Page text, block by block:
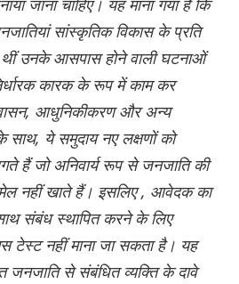
जाना चाहिए। यह माना गया है कि
सांस्कृतिक विकास के प्रति
थीं उनके आसपास होने वाली घटनाओं
कारक के रूप में काम कर
आधुनिकीकरण और अन्य
साथ, ये समुदाय नए लक्षणों को
हैं जो अनिवार्य रूप से जनजाति की
नहीं खाते हैं। इसलिए , आवेदक का
संबंध स्थापित करने के लिए
टेस्ट नहीं माना जा सकता है। यह
जनजाति से संबंधित व्यक्ति के दावे